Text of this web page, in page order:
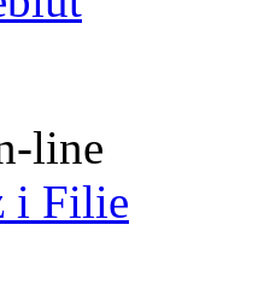
line
i Filie